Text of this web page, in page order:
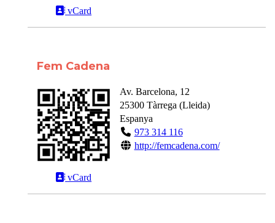
vCard
Fem Cadena
vCard
Av. Barcelona, 12
25300 Tàrrega (Lleida)
Espanya
973 314 116
http://femcadena.com/